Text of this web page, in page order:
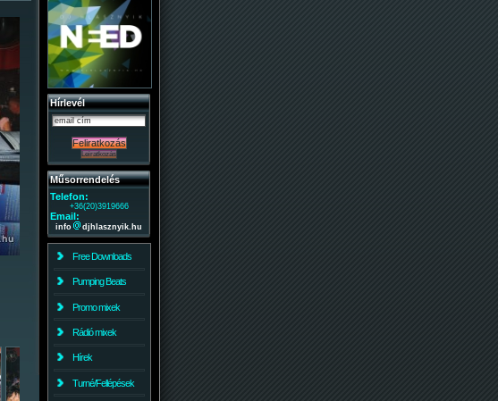
Hírlevél
Műsorrendelés
Telefon:
+36(20)3919666
Email:
info djhlasznyik.hu
Free Downloads
Pumping Beats
Promo mixek
Rádió mixek
Hírek
Turné/Fellépések